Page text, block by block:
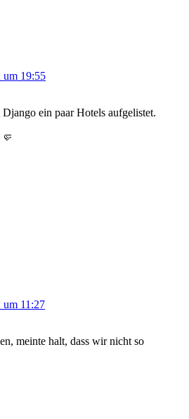
um 19:55
ein paar Hotels aufgelistet.
11:27
meinte halt, dass wir nicht so